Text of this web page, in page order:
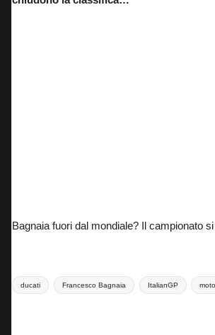
Bagnaia fuori dal mondiale? Il campionato
Tags:
ducati Francesco Bagnaia ItalianGP